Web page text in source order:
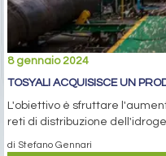
8 gennaio 2024
TOSYALI ACQUISISCE UN
L'obiettivo è sfruttare
reti di distribuzione
di Stefano Gennari